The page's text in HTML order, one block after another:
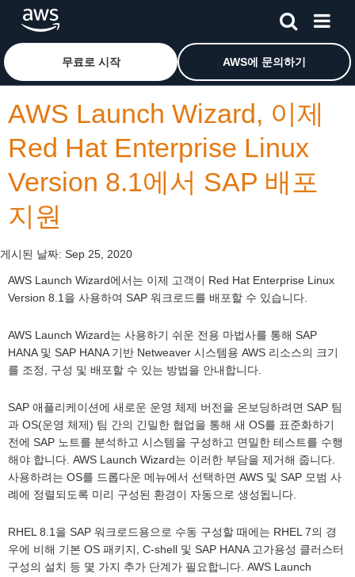
메인 콘텐츠로 건너뛰기Amazon Web Services 홈 페이지로 돌아가려면 여기를 클
무료로 시작 AWS에 문의하기
AWS Launch Wizard, 이제
Red Hat Enterprise Linux
Version 8.1에서 SAP 배포
지원
게시된 날짜: Sep 25, 2020
AWS Launch Wizard에서는 이제 고객이 Red Hat Enterprise Linux
Version 8.1을 사용하여 SAP 워크로드를 배포할 수 있습니다.
AWS Launch Wizard는 사용하기 쉬운 전용 마법사를 통해 SAP
HANA 및 SAP HANA 기반 Netweaver 시스템용 AWS 리소스의 크기
를 조정, 구성 및 배포할 수 있는 방법을 안내합니다.
SAP 애플리케이션에 새로운 운영 체제 버전을 온보딩하려면 SAP 팀
과 OS(운영 체제) 팀 간의 긴밀한 협업을 통해 새 OS를 표준화하기
전에 SAP 노트를 분석하고 시스템을 구성하고 면밀한 테스트를 수행
해야 합니다. AWS Launch Wizard는 이러한 부담을 제거해 줍니다.
사용하려는 OS를 드롭다운 메뉴에서 선택하면 AWS 및 SAP 모범 사
례에 정렬되도록 미리 구성된 환경이 자동으로 생성됩니다.
RHEL 8.1을 SAP 워크로드용으로 수동 구성할 때에는 RHEL 7의 경
우에 비해 기본 OS 패키지, C-shell 및 SAP HANA 고가용성 클러스터
구성의 설치 등 몇 가지 추가 단계가 필요합니다. AWS Launch